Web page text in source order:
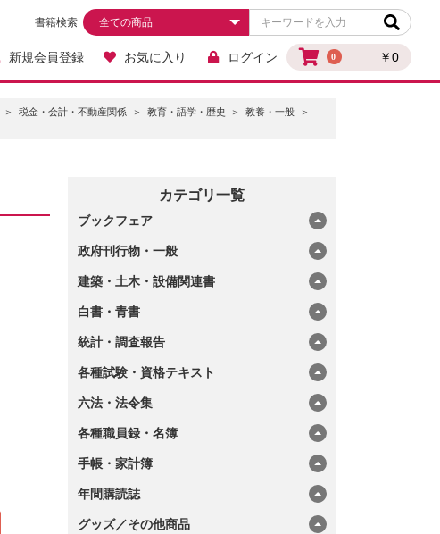
0 ￥0
書籍検索
新規会員登録 お気に入り ログイン
税金・会計・不動産関係 教育・語学・歴史
教養・一般
カテゴリ一覧
ブックフェア
政府刊行物・一般
建築・土木・設備関連書
白書・青書
統計・調査報告
各種試験・資格テキスト
六法・法令集
各種職員録・名簿
手帳・家計簿
年間購読誌
グッズ／その他商品